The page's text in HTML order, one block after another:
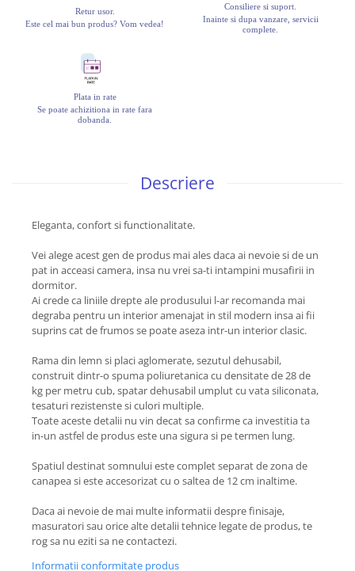
Retur usor.
Este cel mai bun produs? Vom vedea!
Consiliere si suport.
Inainte si dupa vanzare, servicii
complete.
Plata in rate
Se poate achizitiona in rate fara
dobanda.
Descriere
Eleganta, confort si functionalitate.
Vei alege acest gen de produs mai ales daca ai nevoie si de un
pat in acceasi camera, insa nu vrei sa-ti intampini musafirii in
dormitor.
Ai crede ca liniile drepte ale produsului l-ar recomanda mai
degraba pentru un interior amenajat in stil modern insa ai fii
suprins cat de frumos se poate aseza intr-un interior clasic.
Rama din lemn si placi aglomerate, sezutul dehusabil,
construit dintr-o spuma poliuretanica cu densitate de 28 de
kg per metru cub, spatar dehusabil umplut cu vata siliconata,
tesaturi rezistenste si culori multiple.
Toate aceste detalii nu vin decat sa confirme ca investitia ta
in-un astfel de produs este una sigura si pe termen lung.
Spatiul destinat somnului este complet separat de zona de
canapea si este accesorizat cu o saltea de 12 cm inaltime.
Daca ai nevoie de mai multe informatii despre finisaje,
masuratori sau orice alte detalii tehnice legate de produs, te
rog sa nu eziti sa ne contactezi.
Informatii conformitate produs